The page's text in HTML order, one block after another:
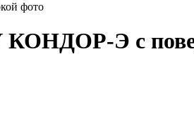
КОНДОР-Э с